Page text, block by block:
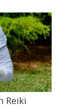
Reiki